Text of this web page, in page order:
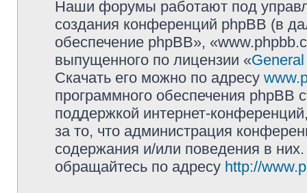
Наши форумы работают под
создания конференций phpBB (в
обеспечение phpBB»,
выпущенного по лицензии «
Скачать его можно по адресу
программного обеспечения phpBB
поддержкой интернет-
за то, что администрация
содержания и/или поведения в
обращайтесь по адресу http://